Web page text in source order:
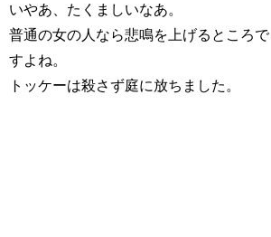
いやあ、たくましいなあ。
普通の女の人なら悲鳴を上げるところで
すよね。
トッケーは殺さず庭に放ちました。